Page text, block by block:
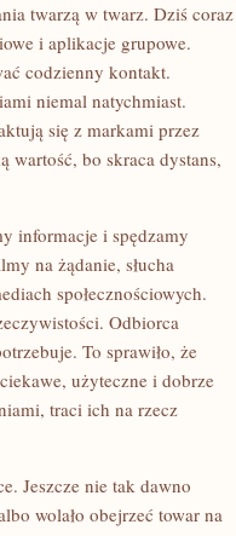
twarzą w twarz. Dziś coraz
i aplikacje grupowe.
codzienny kontakt.
niemal natychmiast.
się z markami przez
wartość, bo skraca dystans,
informacje i spędzamy
na żądanie, słucha
społecznościowych.
Odbiorca
To sprawiło, że
użyteczne i dobrze
traci ich na rzecz
Jeszcze nie tak dawno
wolało obejrzeć towar na